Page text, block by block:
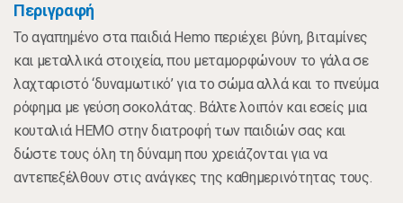
Περιγραφή
Το αγαπημένο στα παιδιά Hemo περιέχει βύνη, βιταμίνες
και μεταλλικά στοιχεία, που μεταμορφώνουν το γάλα σε
λαχταριστό ‘δυναμωτικό’ για το σώμα αλλά και το πνεύμα
ρόφημα με γεύση σοκολάτας. Βάλτε λοιπόν και εσείς μια
κουταλιά ΗΕΜΟ στην διατροφή των παιδιών σας και
δώστε τους όλη τη δύναμη που χρειάζονται για να
αντεπεξέλθουν στις ανάγκες της καθημερινότητας τους.